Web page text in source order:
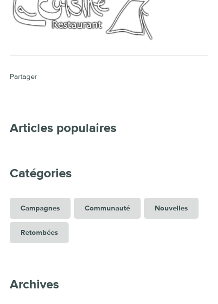
Partager
Articles populaires
Catégories
Campagnes Communauté Nouvelles
Retombées
Archives